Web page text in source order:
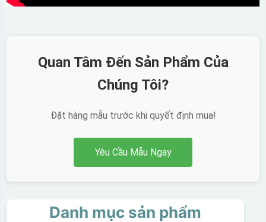
Quan Tâm Đến Sản Phẩm Của
Chúng Tôi?
Đặt hàng mẫu trước khi quyết định mua!
Yêu Cầu Mẫu Ngay
Danh mục sản phẩm